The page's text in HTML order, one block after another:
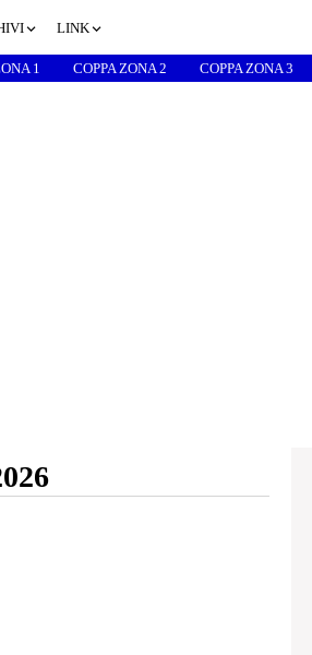
LINK
1 COPPA ZONA 2 COPPA ZONA 3